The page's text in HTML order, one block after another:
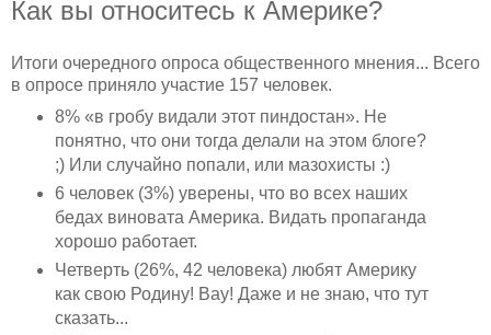
Как вы относитесь к Америке?
Итоги очередного опроса общественного мнения... Всего
в опросе приняло участие 157 человек.
8% «в гробу видали этот пиндостан». Не
понятно, что они тогда делали на этом блоге?
;) Или случайно попали, или мазохисты :)
6 человек (3%) уверены, что во всех наших
бедах виновата Америка. Видать пропаганда
хорошо работает.
Четверть (26%, 42 человека) любят Америку
как свою Родину! Вау! Даже и не знаю, что тут
сказать...